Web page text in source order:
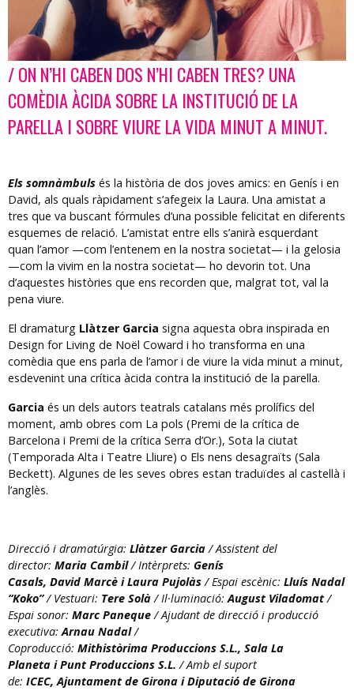
Diapositiva 1 de 1
/ ON N’HI CABEN DOS N’HI CABEN TRES? UNA
COMÈDIA ÀCIDA SOBRE LA INSTITUCIÓ DE LA
PARELLA I SOBRE VIURE LA VIDA MINUT A MINUT.
Els somnàmbuls és la història de dos joves amics: en Genís i en
David, als quals ràpidament s’afegeix la Laura. Una amistat a
tres que va buscant fórmules d’una possible felicitat en diferents
esquemes de relació. L’amistat entre ells s’anirà esquerdant
quan l’amor —com l’entenem en la nostra societat— i la gelosia
—com la vivim en la nostra societat— ho devorin tot. Una
d’aquestes històries que ens recorden que, malgrat tot, val la
pena viure.
El dramaturg Llàtzer Garcia signa aquesta obra inspirada en
Design for Living de Noël Coward i ho transforma en una
comèdia que ens parla de l’amor i de viure la vida minut a minut,
esdevenint una crítica àcida contra la institució de la parella.
Garcia és un dels autors teatrals catalans més prolífics del
moment, amb obres com La pols (Premi de la crítica de
Barcelona i Premi de la crítica Serra d’Or.), Sota la ciutat
(Temporada Alta i Teatre Lliure) o Els nens desagraïts (Sala
Beckett). Algunes de les seves obres estan traduïdes al castellà i
l’anglès.
Direcció i dramatúrgia: Llàtzer Garcia/ Assistent del
director: Maria Cambil/ Intèrprets: Genís
Casals, David Marcè i Laura Pujolàs/ Espai escènic: Lluís Nadal
“Koko”/ Vestuari: Tere Solà/ Il·luminació:August Viladomat/
Espai sonor: Marc Paneque/ Ajudant de direcció i producció
executiva:Arnau Nadal/
Coproducció: Mithistòrima Produccions S.L., Sala La
Planeta i Punt Produccions S.L. / Amb el suport
de: ICEC, Ajuntament de Girona i Diputació de Girona